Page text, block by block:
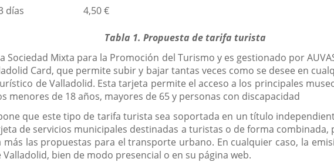
días
4,50 €
Tabla 1. Propuesta de tarifa turista
Sociedad Mixta para la Promoción del Turismo y es gestionado por
Card, que permite subir y bajar tantas veces como se desee en
de Valladolid. Esta tarjeta permite el acceso a los principales
menores de 18 años, mayores de 65 y personas con discapacidad
que este tipo de tarifa turista sea soportada en un título
de servicios municipales destinadas a turistas o de forma
las propuestas para el transporte urbano. En cualquier caso, la
bien de modo presencial o en su página web.